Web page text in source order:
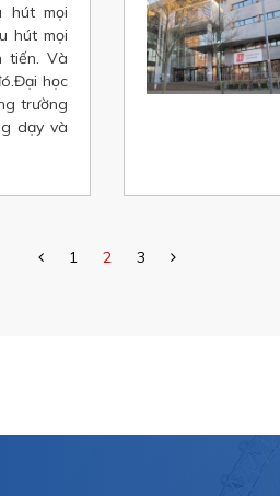
hút mọi
hút mọi
tiến. Và
học
trường
dạy và
1 2 3